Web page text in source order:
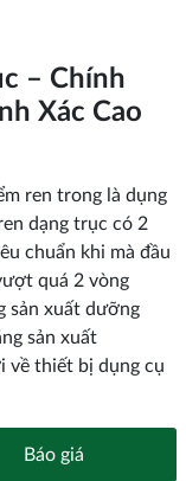
– Chính
Xác Cao
ren trong là dụng
dạng trục có 2
chuẩn khi mà đầu
quá 2 vòng
sản xuất dưỡng
sản xuất
về thiết bị dụng cụ
Báo giá